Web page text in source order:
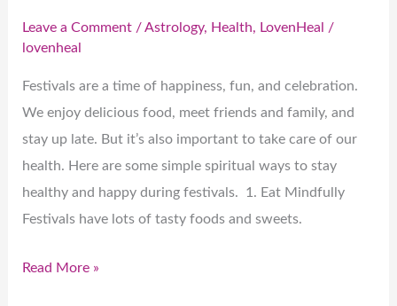
Leave a Comment /Astrology, Health, LovenHeal /
lovenheal
Festivals are a time of happiness, fun, and celebration.
We enjoy delicious food, meet friends and family, and
stay up late. But it’s also important to take care of our
health. Here are some simple spiritual ways to stay
healthy and happy during festivals. 1. Eat Mindfully
Festivals have lots of tasty foods and sweets.
Read More »